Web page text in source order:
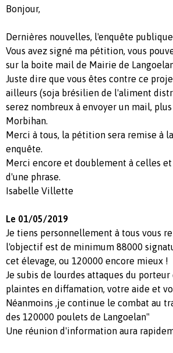
Bonjour,
Dernières nouvelles, l'enquête
Vous avez signé ma pétition, vous
sur la boite mail de Mairie de
Juste dire que vous êtes contre ce
ailleurs (soja brésilien de l'aliment
serez nombreux à envoyer un mail,
Morbihan.
Merci à tous, la pétition sera remise à
enquête.
Merci encore et doublement à celles
d'une phrase.
Isabelle Villette
Le 01/05/2019
Je tiens personnellement à tous vous
l'objectif est de minimum 88000
cet élevage, ou 120000 encore mieux !
Je subis de lourdes attaques du
plaintes en diffamation, votre aide et
Néanmoins ,je continue le combat au
des 120000 poulets de Langoelan"
Une réunion d'information aura